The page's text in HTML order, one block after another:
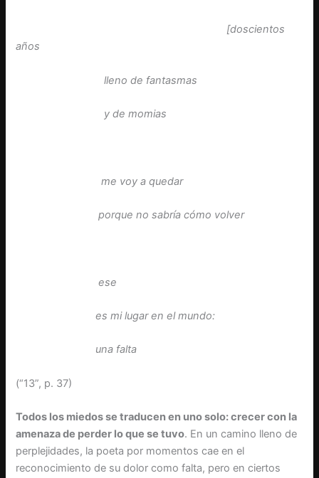
[doscientos
años
lleno de fantasmas
y de momias
me voy a quedar
porque no sabría cómo volver
ese
es mi lugar en el mundo:
una falta
(“13”, p. 37)
Todos los miedos se traducen en uno solo: crecer con la
amenaza de perder lo que se tuvo. En un camino lleno de
perplejidades, la poeta por momentos cae en el
reconocimiento de su dolor como falta, pero en ciertos